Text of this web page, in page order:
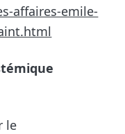
affaires-emile-
le